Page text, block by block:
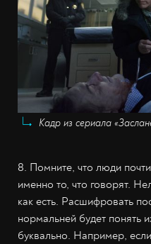
Кадр из сериала
8. Помните, что люди
именно то, что говорят.
как есть. Расшифровать
нормальней будет понять
буквально. Например,